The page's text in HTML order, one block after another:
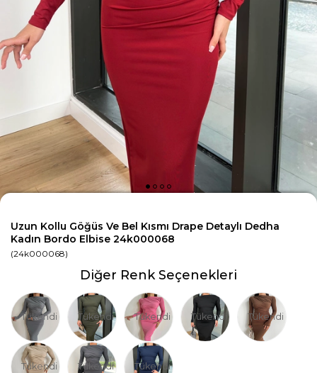
Uzun Kollu Göğüs Ve Bel Kısmı Drape Detaylı Dedha
Kadın Bordo Elbise 24k000068
(24k000068)
Diğer Renk Seçenekleri
Tükendi Tükendi Tükendi Tükendi Tükendi
Tükendi Tükendi Tükendi